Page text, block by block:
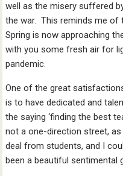
well as the misery suffered
the war. This reminds me of
Spring is now approaching
with you some fresh air for
pandemic.
One of the great
is to have dedicated and
the saying ‘finding the best
not a one-direction street,
deal from students, and I
been a beautiful sentimental